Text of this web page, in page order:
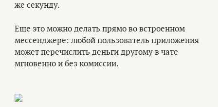
же секунду.
Еще это можно делать прямо во встроенном
мессенджере: любой пользователь приложения
может перечислить деньги другому в чате
мгновенно и без комиссии.